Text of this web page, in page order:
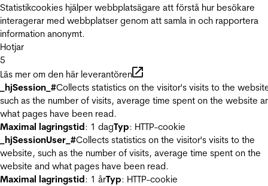
Statistikcookies hjälper webbplatsägare att förstå hur besökare
interagerar med webbplatser genom att samla in och rapportera
information anonymt.
Hotjar
5
Läs mer om den här leverantören
_hjSession_#Collects statistics on the visitor's visits to the
such as the number of visits, average time spent on the website
what pages have been read.
Maximal lagringstid: 1 dagTyp: HTTP-cookie
_hjSessionUser_#Collects statistics on the visitor's visits to the
website, such as the number of visits, average time spent on the
website and what pages have been read.
Maximal lagringstid: 1 årTyp: HTTP-cookie